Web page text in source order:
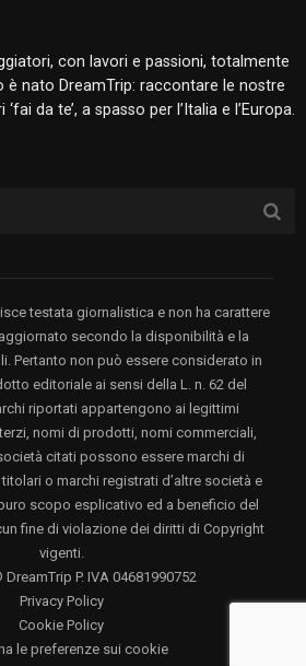
con lavori e passioni, totalmente
è nato DreamTrip: raccontare le nostre
da te’, a spasso per l’Italia e l’Europa.
testata giornalistica e non ha carattere
secondo la disponibilità e la
Pertanto non può essere considerato in
editoriale ai sensi della L. n. 62 del
riportati appartengono ai legittimi
nomi di prodotti, nomi commerciali,
citati possono essere marchi di
o marchi registrati d’altre società e
scopo esplicativo ed a beneficio del
fine di violazione dei diritti di Copyright
vigenti.
P. IVA 04681990752
Privacy Policy
Cookie Policy
le preferenze sui cookie